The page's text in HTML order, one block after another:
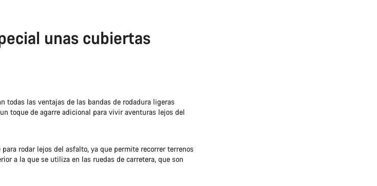
unas cubiertas
todas las ventajas de las bandas de rodadura ligeras
toque de agarre adicional para vivir aventuras lejos del
rodar lejos del asfalto, ya que permite recorrer terrenos
a la que se utiliza en las ruedas de carretera, que son